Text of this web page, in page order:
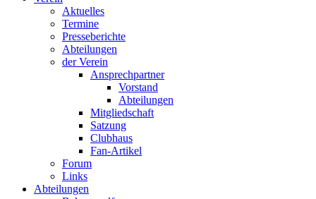
Aktuelles
Termine
Presseberichte
Abteilungen
der Verein
Ansprechpartner
Vorstand
Abteilungen
Mitgliedschaft
Satzung
Clubhaus
Fan-Artikel
Forum
Links
Abteilungen